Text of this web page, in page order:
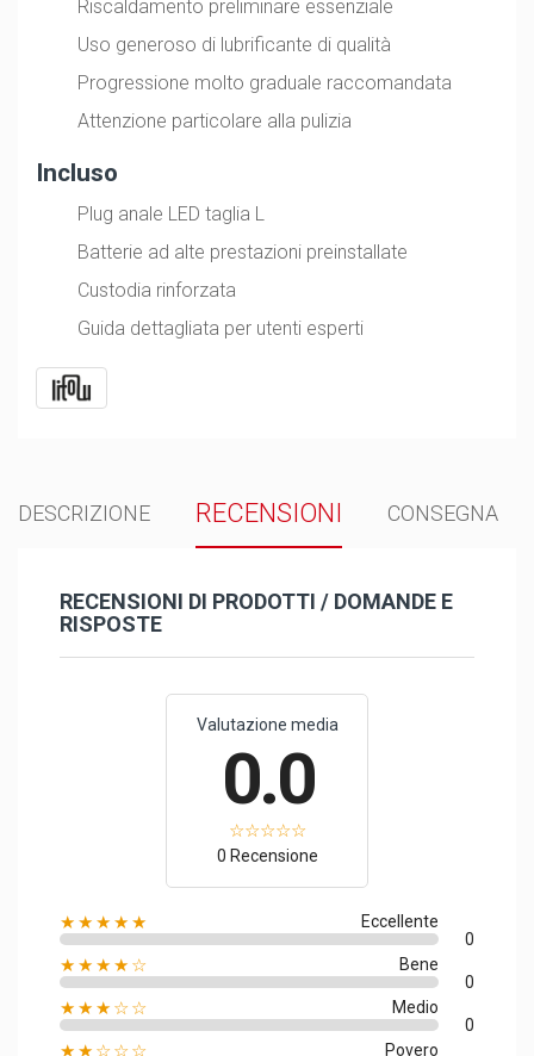
Riscaldamento preliminare essenziale
Uso generoso di lubrificante di qualità
Progressione molto graduale raccomandata
Attenzione particolare alla pulizia
Incluso
Plug anale LED taglia L
Batterie ad alte prestazioni preinstallate
Custodia rinforzata
Guida dettagliata per utenti esperti
DESCRIZIONE RECENSIONI CONSEGNA
RECENSIONI DI PRODOTTI / DOMANDE E
RISPOSTE
Valutazione media
0.0
0 Recensione
★★★★★
Eccellente
0
★★★★☆
Bene
0
★★★☆☆
Medio
0
★★☆☆☆
Povero